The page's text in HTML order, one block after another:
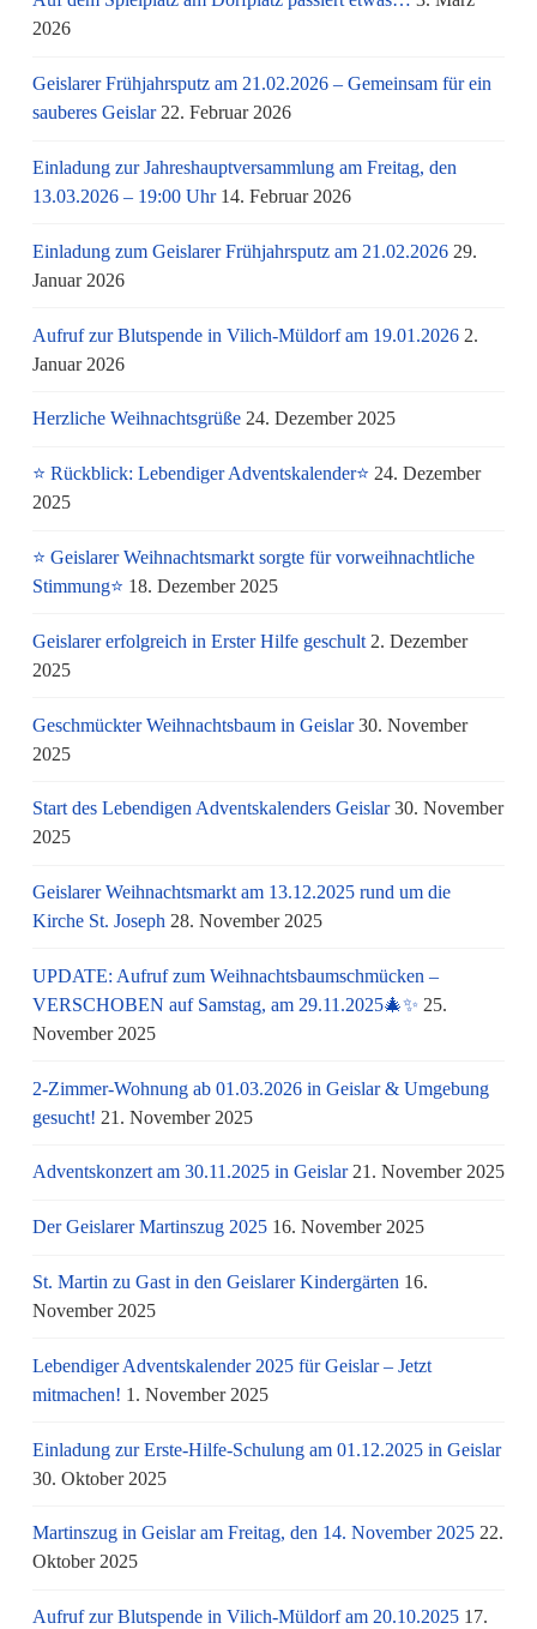
2026
Geislarer Frühjahrsputz am 21.02.2026 – Gemeinsam für ein
sauberes Geislar 22. Februar 2026
Einladung zur Jahreshauptversammlung am Freitag, den
13.03.2026 – 19:00 Uhr 14. Februar 2026
Einladung zum Geislarer Frühjahrsputz am 21.02.2026 29.
Januar 2026
Aufruf zur Blutspende in Vilich-Müldorf am 19.01.2026 2.
Januar 2026
Herzliche Weihnachtsgrüße 24. Dezember 2025
⭐ Rückblick: Lebendiger Adventskalender⭐ 24. Dezember
2025
⭐ Geislarer Weihnachtsmarkt sorgte für vorweihnachtliche
Stimmung⭐ 18. Dezember 2025
Geislarer erfolgreich in Erster Hilfe geschult 2. Dezember
2025
Geschmückter Weihnachtsbaum in Geislar 30. November
2025
Start des Lebendigen Adventskalenders Geislar 30. November
2025
Geislarer Weihnachtsmarkt am 13.12.2025 rund um die
Kirche St. Joseph 28. November 2025
UPDATE: Aufruf zum Weihnachtsbaumschmücken –
VERSCHOBEN auf Samstag, am 29.11.2025🎄✨ 25.
November 2025
2-Zimmer-Wohnung ab 01.03.2026 in Geislar & Umgebung
gesucht! 21. November 2025
Adventskonzert am 30.11.2025 in Geislar 21. November 2025
Der Geislarer Martinszug 2025 16. November 2025
St. Martin zu Gast in den Geislarer Kindergärten 16.
November 2025
Lebendiger Adventskalender 2025 für Geislar – Jetzt
mitmachen! 1. November 2025
Einladung zur Erste-Hilfe-Schulung am 01.12.2025 in Geislar
30. Oktober 2025
Martinszug in Geislar am Freitag, den 14. November 2025 22.
Oktober 2025
Aufruf zur Blutspende in Vilich-Müldorf am 20.10.2025 17.